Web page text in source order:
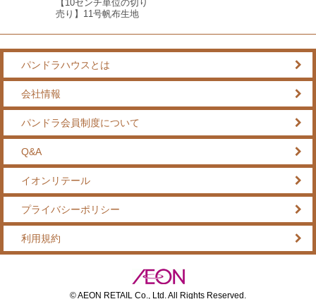
【10センチ単位の切り
売り】11号帆布生地
パンドラハウスとは
会社情報
パンドラ会員制度について
Q&A
イオンリテール
プライバシーポリシー
利用規約
© AEON RETAIL Co., Ltd. All Rights Reserved.